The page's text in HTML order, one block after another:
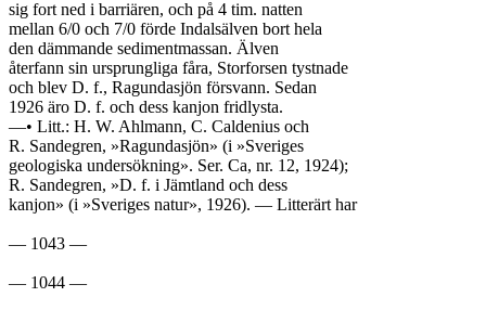
sig fort ned i barriären, och på 4 tim. natten
mellan 6/0 och 7/0 förde Indalsälven bort hela
den dämmande sedimentmassan. Älven
återfann sin ursprungliga fåra, Storforsen tystnade
och blev D. f., Ragundasjön försvann. Sedan
1926 äro D. f. och dess kanjon fridlysta.
—• Litt.: H. W. Ahlmann, C. Caldenius och
R. Sandegren, »Ragundasjön» (i »Sveriges
geologiska undersökning». Ser. Ca, nr. 12, 1924);
R. Sandegren, »D. f. i Jämtland och dess
kanjon» (i »Sveriges natur», 1926). — Litterärt har
— 1043 —